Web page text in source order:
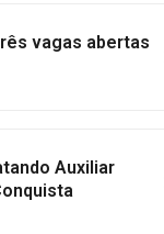
vagas abertas
Auxiliar